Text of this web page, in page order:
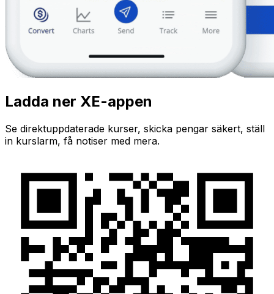
Ladda ner XE-appen
Se direktuppdaterade kurser, skicka pengar säkert, ställ
in kurslarm, få notiser med mera.